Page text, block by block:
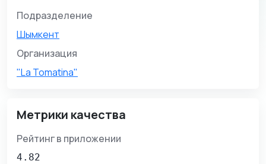
Подразделение
Шымкент
Организация
"La Tomatina"
Метрики качества
Рейтинг в приложении
4.82